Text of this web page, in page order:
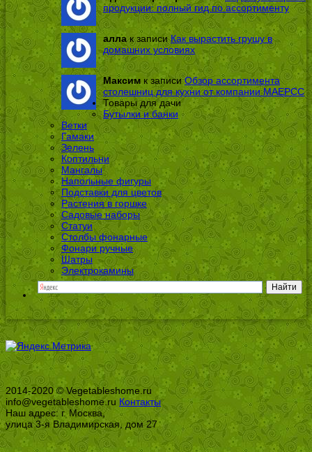
продукции: полный гид по ассортименту
аллак записиКак вырастить грушу в
домашних условиях
Максим к записиОбзор ассортимента
столешниц для кухни от компании МАЕРСС
Товары для дачи
Бутылки и банки
Ветки
Гамаки
Зелень
Коптильни
Мангалы
Напольные фигуры
Подставки для цветов
Растения в горшке
Садовые наборы
Статуи
Столбы фонарные
Фонари ручные
Шатры
Электрокамины
2014-2020 © Vegetableshome.ru
info@vegetableshome.ru Контакты
Наш адрес: г. Москва,
улица 3-я Владимирская, дом 27